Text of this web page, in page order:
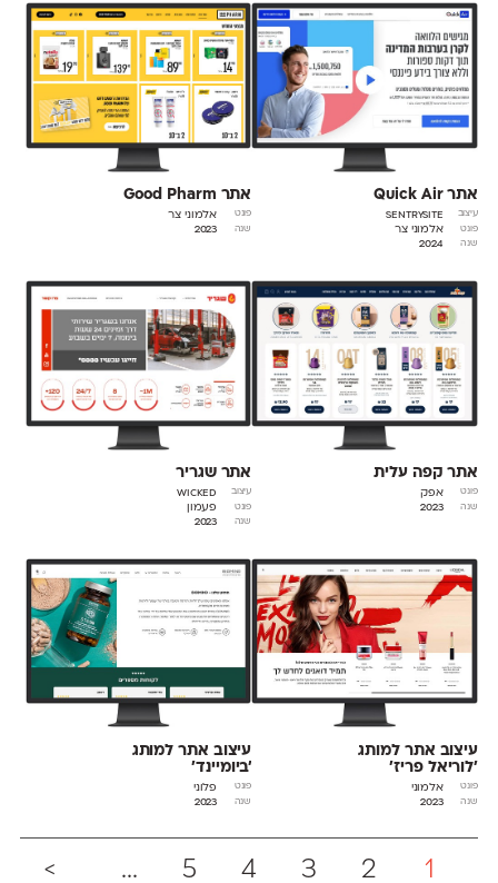
אתר Quick Air
עיצוב Sentrysite
פונט אלמוני צר
שנה 2024
אתר Good Pharm
פונט אלמוני צר
שנה 2023
אתר קפה עלית
פונט אפק
שנה 2023
אתר שגריר
עיצוב Wicked
פונט פעמון
שנה 2023
עיצוב אתר למותג
׳לוריאל פריז׳
פונט אלמוני
שנה 2023
עיצוב אתר למותג
׳ביומיינד׳
פונט פלוני
שנה 2023
1
2
3
4
5
...
>